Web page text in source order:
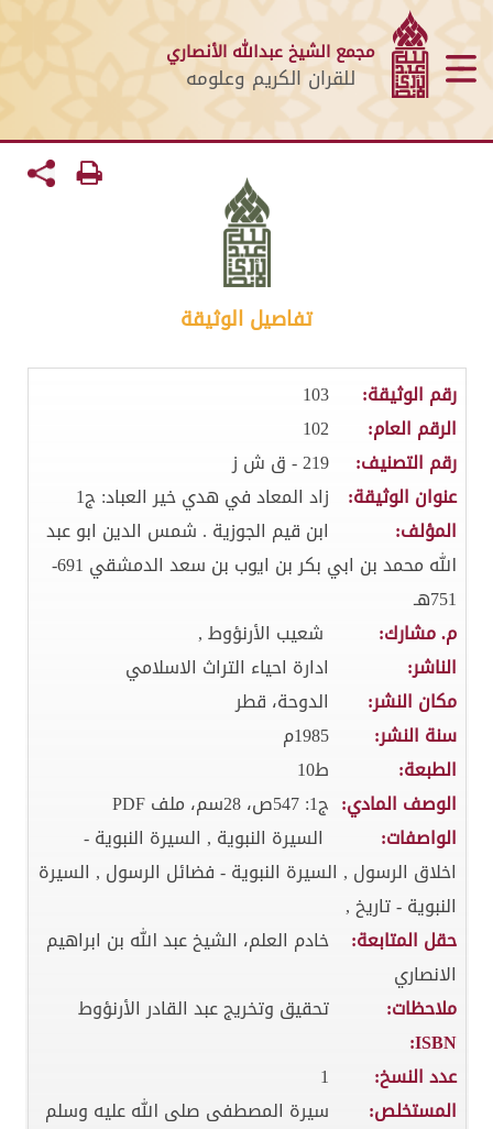
مجمع الشيخ عبدالله الأنصاري
للقران الكريم وعلومه
تفاصيل الوثيقة
رقم الوثيقة:
103
الرقم العام:
102
رقم التصنيف:
219 - ق ش ز
عنوان الوثيقة:
زاد المعاد في هدي خير العباد: ج1
المؤلف:
ابن قيم الجوزية . شمس الدين ابو عبد
الله محمد بن ابي بكر بن ايوب بن سعد الدمشقي 691-
751هـ
م. مشارك:
شعيب الأرنؤوط ,
الناشر:
ادارة احياء التراث الاسلامي
مكان النشر:
الدوحة، قطر
سنة النشر:
1985م
الطبعة:
ط10
الوصف المادي: ج1: 547ص، 28سم، ملف PDF
الواصفات:
السيرة النبوية , السيرة النبوية -
اخلاق الرسول , السيرة النبوية - فضائل الرسول , السيرة
النبوية - تاريخ ,
حقل المتابعة:
خادم العلم، الشيخ عبد الله بن ابراهيم
الانصاري
ملاحظات:
تحقيق وتخريج عبد القادر الأرنؤوط
ISBN:
عدد النسخ:
1
المستخلص:
سيرة المصطفى صلى الله عليه وسلم